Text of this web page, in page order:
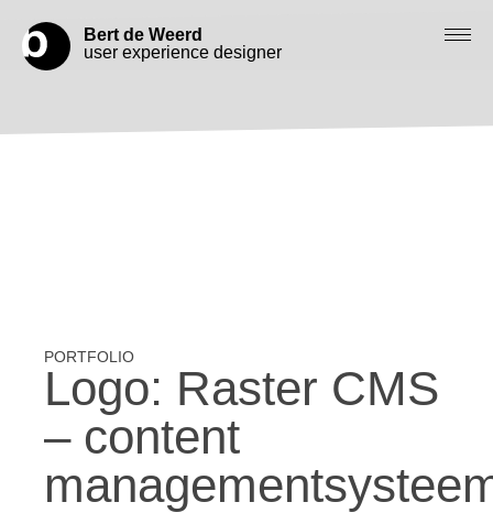
Logo: Raster CMS
– content
Bert de Weerd
user experience designer